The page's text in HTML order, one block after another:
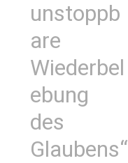
unstoppb
are
Wiederbel
ebung
des
Glaubens“